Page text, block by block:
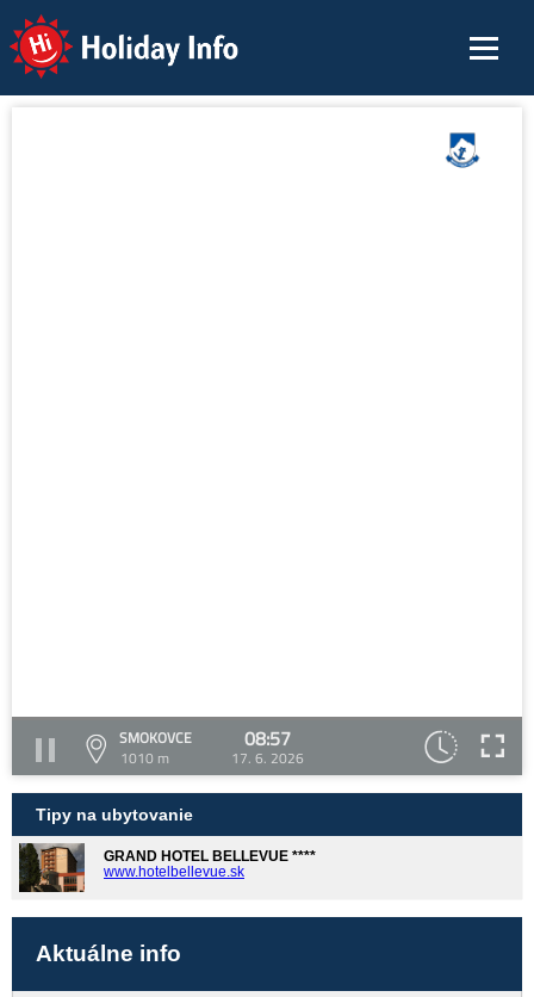
Holiday Info
SMOKOVCE
1010 m
08:57
17. 6. 2026
Tipy na ubytovanie
GRAND HOTEL BELLEVUE ****
www.hotelbellevue.sk
Aktuálne info